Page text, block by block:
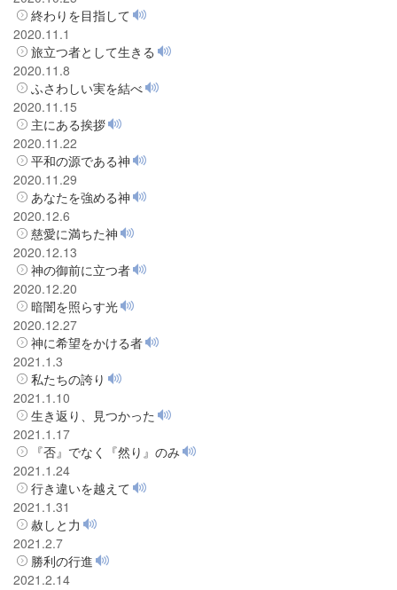
終わりを目指して
2020.11.1
旅立つ者として生きる
2020.11.8
ふさわしい実を結べ
2020.11.15
主にある挨拶
2020.11.22
平和の源である神
2020.11.29
あなたを強める神
2020.12.6
慈愛に満ちた神
2020.12.13
神の御前に立つ者
2020.12.20
暗闇を照らす光
2020.12.27
神に希望をかける者
2021.1.3
私たちの誇り
2021.1.10
生き返り、見つかった
2021.1.17
『否』でなく『然り』のみ
2021.1.24
行き違いを越えて
2021.1.31
赦しと力
2021.2.7
勝利の行進
2021.2.14